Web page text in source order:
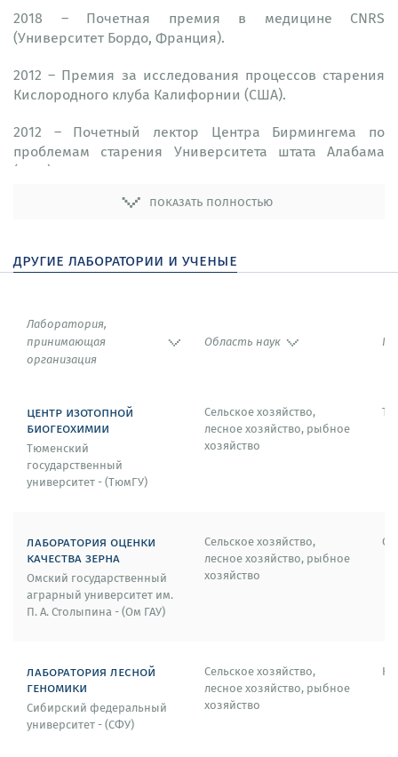
2018 – Почетная премия в медицине CNRS
(Университет Бордо, Франция).
2012 – Премия за исследования процессов старения
Кислородного клуба Калифорнии (США).
2012 – Почетный лектор Центра Бирмингема по
проблемам старения Университета штата Алабама
(США).
2006 – Премия за лидерство и превосходство 4-ой
расстройствам у пожилых людей (Италия).
человека (Ассоциация PROFUTURA, Италия).
показать полностью
другие лаборатории и ученые
Лаборатория,
принимающая
организация
Область наук
центр изотопной
биогеохимии
Тюменский
государственный
университет - (ТюмГУ)
Сельское хозяйство,
лесное хозяйство, рыбное
хозяйство
лаборатория оценки
качества зерна
Омский государственный
аграрный университет им.
П. А. Столыпина - (Ом ГАУ)
Сельское хозяйство,
лесное хозяйство, рыбное
хозяйство
лаборатория лесной
геномики
Сибирский федеральный
университет - (СФУ)
Сельское хозяйство,
лесное хозяйство, рыбное
хозяйство